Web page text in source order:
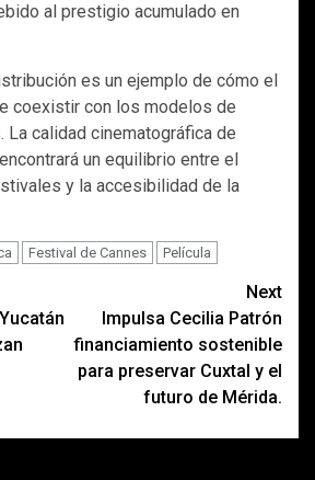
al prestigio acumulado en
es un ejemplo de cómo el
coexistir con los modelos de
La calidad cinematográfica de
encontrará un equilibrio entre el
y la accesibilidad de la
Festival de Cannes Película
Next
Impulsa Cecilia Patrón
financiamiento sostenible
para preservar Cuxtal y el
futuro de Mérida.